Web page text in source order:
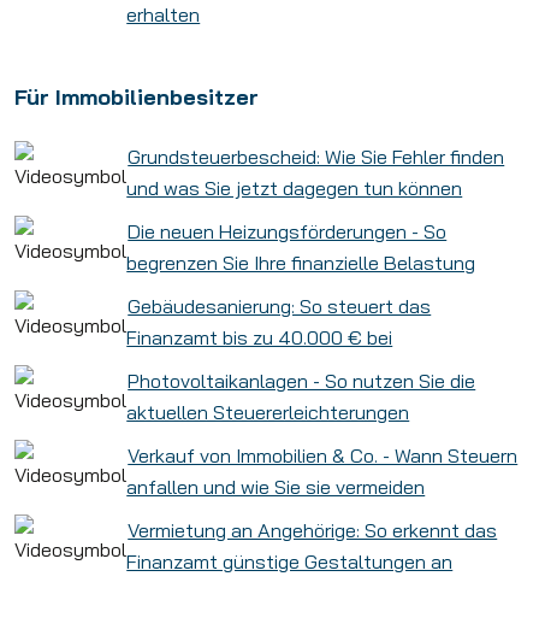
erhalten
Für Immobilienbesitzer
Grundsteuerbescheid: Wie Sie Fehler finden
und was Sie jetzt dagegen tun können
Die neuen Heizungsförderungen - So
begrenzen Sie Ihre finanzielle Belastung
Gebäudesanierung: So steuert das
Finanzamt bis zu 40.000 € bei
Photovoltaikanlagen - So nutzen Sie die
aktuellen Steuererleichterungen
Verkauf von Immobilien & Co. - Wann Steuern
anfallen und wie Sie sie vermeiden
Vermietung an Angehörige: So erkennt das
Finanzamt günstige Gestaltungen an